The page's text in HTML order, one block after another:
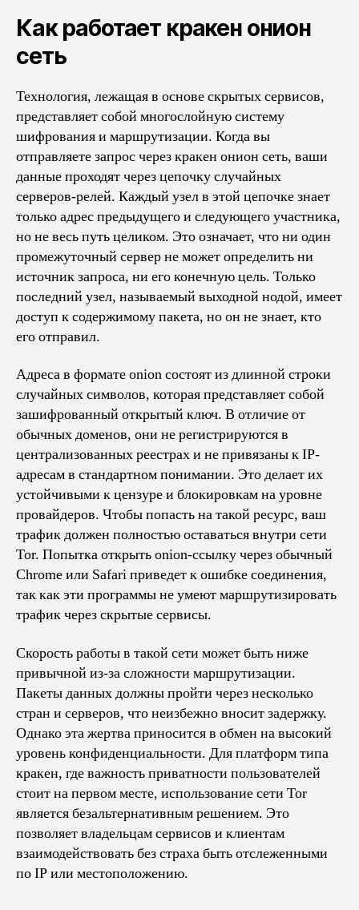
Как работает кракен онион
сеть
Технология, лежащая в основе скрытых сервисов,
представляет собой многослойную систему
шифрования и маршрутизации. Когда вы
отправляете запрос через кракен онион сеть, ваши
данные проходят через цепочку случайных
серверов-релей. Каждый узел в этой цепочке знает
только адрес предыдущего и следующего участника,
но не весь путь целиком. Это означает, что ни один
промежуточный сервер не может определить ни
источник запроса, ни его конечную цель. Только
последний узел, называемый выходной нодой, имеет
доступ к содержимому пакета, но он не знает, кто
его отправил.
Адреса в формате onion состоят из длинной строки
случайных символов, которая представляет собой
зашифрованный открытый ключ. В отличие от
обычных доменов, они не регистрируются в
централизованных реестрах и не привязаны к IP-
адресам в стандартном понимании. Это делает их
устойчивыми к цензуре и блокировкам на уровне
провайдеров. Чтобы попасть на такой ресурс, ваш
трафик должен полностью оставаться внутри сети
Tor. Попытка открыть onion-ссылку через обычный
Chrome или Safari приведет к ошибке соединения,
так как эти программы не умеют маршрутизировать
трафик через скрытые сервисы.
Скорость работы в такой сети может быть ниже
привычной из-за сложности маршрутизации.
Пакеты данных должны пройти через несколько
стран и серверов, что неизбежно вносит задержку.
Однако эта жертва приносится в обмен на высокий
уровень конфиденциальности. Для платформ типа
кракен, где важность приватности пользователей
стоит на первом месте, использование сети Tor
является безальтернативным решением. Это
позволяет владельцам сервисов и клиентам
взаимодействовать без страха быть отслеженными
по IP или местоположению.